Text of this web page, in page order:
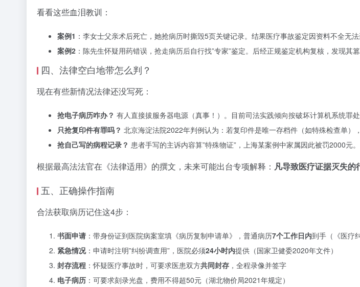
看看这些血泪教训：
案例1 ：李女士父亲术后死亡，她抢病历时撕毁5页关键记录。结果医疗事故鉴定因资料不全无
案例2 ：陈先生怀疑用药错误，抢走病历后自行找”专家”鉴定。后经正规鉴定机构复核，发现
四、法律空白地带怎么判？
现在有些新情况法律还没写死：
抢电子病历咋办？ 有人直接拔服务器电源（真事！）。目前司法实践倾向按破坏计算机系统罪
只抢复印件有罪吗？ 北京海淀法院2022年判例认为：若复印件是唯一存档件（如特殊检查单）
抢自己写的病程记录？ 患者手写的主诉内容算”特殊物证”，上海某案例中家属因此被罚2000元。
根据最高法法官在《法律适用》的撰文，未来可能出台专项解释： 凡导致医疗证据灭失
五、正确操作指南
合法获取病历记住这4步：
书面申请 ：带身份证到医院病案室填《病历复制申请单》，普通病历7个工作日内到手（《医疗
紧急情况：申请时注明”纠纷调查用”，医院必须24小时内提供（国家卫健委2020年文件）
封存流程 ：怀疑医疗事故时，可要求医患双方共同封存 ，全程录像并签字
电子病历 ：可要求刻录光盘，费用不得超50元（湖北物价局2021年规定）